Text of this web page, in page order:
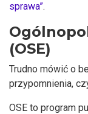
sprawa”.
(OSE)
Trudno mówić o
przypomnienia,
OSE to program